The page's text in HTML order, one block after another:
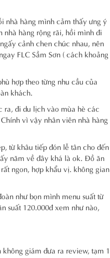
nhà hàng mình cảm thấy ưng ý
nhà hàng rộng rãi, hồi mình đi
cảnh chen chúc nhau, nên
FLC Sầm Sơn ( cách khoảng
hợp theo từng nhu cầu của
khách.
ra, đi du lịch vào mùa hè các
vì vậy nhân viên nhà hàng
từ khâu tiếp đón lễ tân cho đến
năm về đây khá là ok. Đồ ăn
ngon, hợp khẩu vị. không gian
như bọn mình menu suất từ
suất 120.000đ xem như nào,
giám đưa ra review, tạm 1